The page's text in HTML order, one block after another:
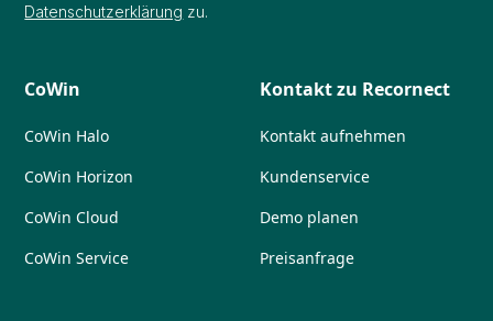
Datenschutzerklärung zu.
CoWin
CoWin Halo
CoWin Horizon
CoWin Cloud
CoWin Service
Kontakt zu Recornect
Kontakt aufnehmen
Kundenservice
Demo planen
Preisanfrage